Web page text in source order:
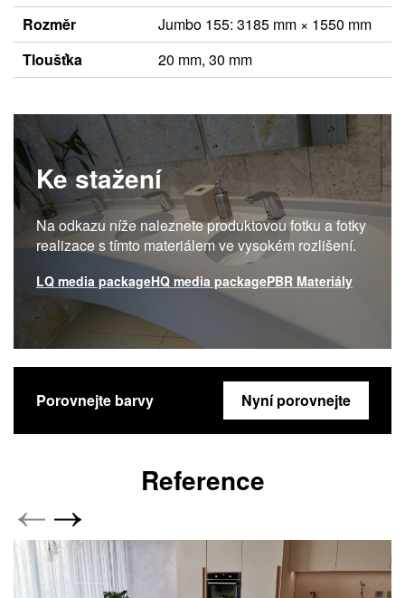
Rozměr
Jumbo 155: 3185 mm × 1550 mm
Tloušťka
20 mm, 30 mm
Ke stažení
Na odkazu níže naleznete produktovou fotku a fotky
realizace s tímto materiálem ve vysokém rozlišení.
LQ media packageHQ media packagePBR Materiály
Porovnejte barvy Nyní porovnejte
Reference